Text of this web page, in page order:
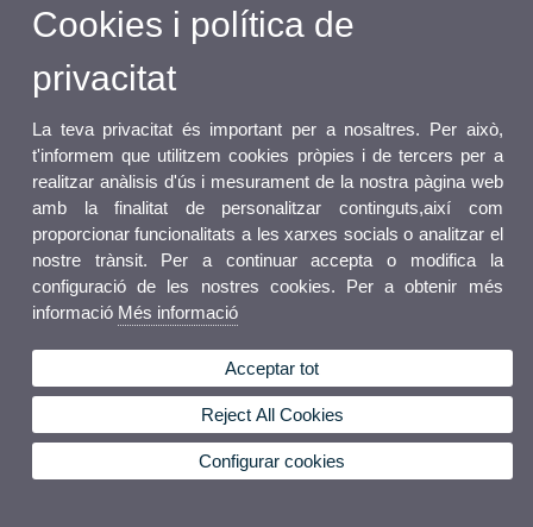
Cookies i política de
privacitat
La teva privacitat és important per a nosaltres. Per això,
t'informem que utilitzem cookies pròpies i de tercers per a
realitzar anàlisis d'ús i mesurament de la nostra pàgina web
amb la finalitat de personalitzar continguts,així com
proporcionar funcionalitats a les xarxes socials o analitzar el
nostre trànsit. Per a continuar accepta o modifica la
configuració de les nostres cookies. Per a obtenir més
informació Més informació
Acceptar tot
Reject All Cookies
Configurar cookies